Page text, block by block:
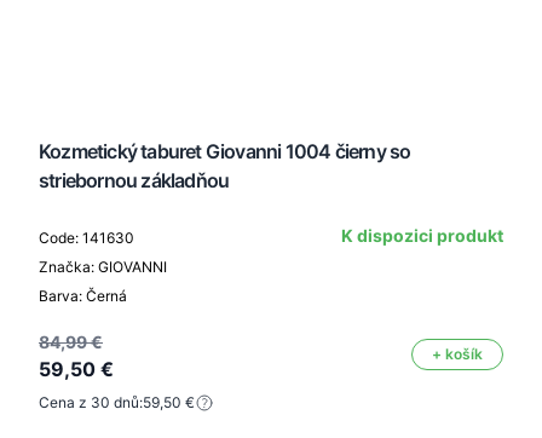
Kozmetický taburet Giovanni 1004 čierny so
striebornou základňou
Code: 141630
Značka: GIOVANNI
Barva: Černá
K dispozici produkt
84,99 €
59,50 €
+ košík
Cena z 30 dnů:59,50 €